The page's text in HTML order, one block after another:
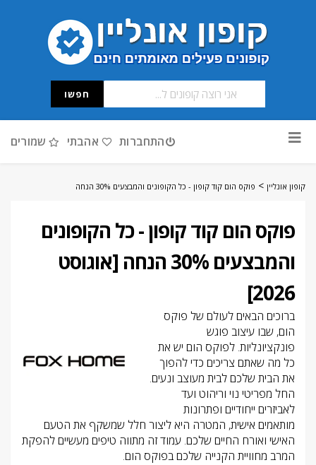
חפשו
לתוכן
שמורים אהבתי התחברות
קופון אונליין > פוקס הום קוד קופון - כל הקופונים והמבצעים 30% הנחה
פוקס הום קוד קופון - כל הקופונים
והמבצעים 30% הנחה [אוגוסט
2026]
ברוכים הבאים לעולם של פוקס
הום, שבו עיצוב פוגש
פונקציונליות. לפוקס הום יש את
כל מה שאתם צריכים כדי להפוך
את הבית שלכם לבית מעוצב ונעים.
החל מפריטי נוי וריהוט ועד
לאביזרים ייחודיים ופתרונות
מותאמים אישית, המטרה היא ליצור חלל שמשקף את הטעם
האישי ואורח החיים שלכם. עמוד זה מתווה טיפים מעשיים להפקת
המרב מחוויית הקנייה שלכם בפוקס הום.